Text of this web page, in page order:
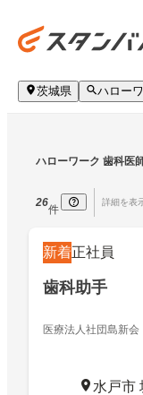
茨城県 ハロー
ハローワーク 歯科医
26
件
詳細を表
新着正社員
歯科助手
医療法人社団島新
水戸市